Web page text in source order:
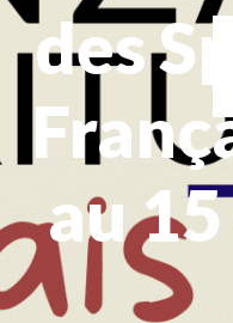
des
au